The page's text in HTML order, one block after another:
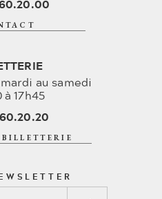
au samedi
à 17h45